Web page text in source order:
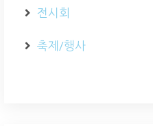
전시회
축제/행사